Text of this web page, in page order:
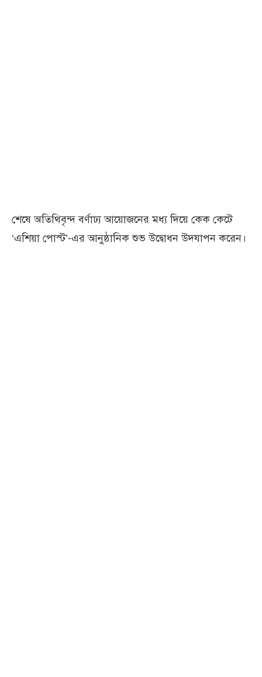
শেষে অতিথিবৃন্দ বর্ণাঢ্য আয়োজনের মধ্য দিয়ে কেক কেটে
‘এশিয়া পোস্ট’-এর আনুষ্ঠানিক শুভ উদ্বোধন উদযাপন করেন।